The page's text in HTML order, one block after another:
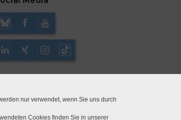
nur verwendet, wenn Sie uns durch
Cookies finden Sie in unserer